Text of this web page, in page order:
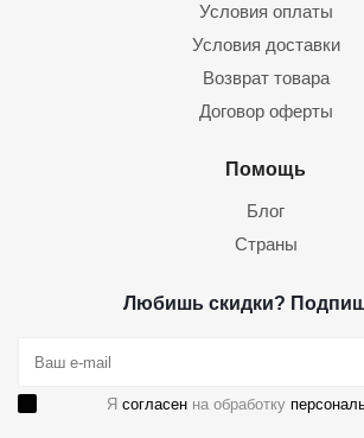
Условия оплаты
Условия доставки
Возврат товара
Договор оферты
Помощь
Блог
Страны
Любишь скидки?
Я согласен на обработку